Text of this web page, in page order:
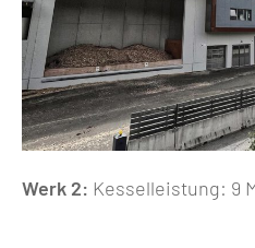
Werk 2: Kesselleistung: 9